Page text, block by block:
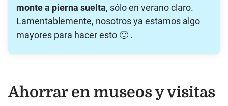
monte a pierna suelta, sólo en verano claro.
Lamentablemente, nosotros ya estamos algo
mayores para hacer esto 🙁 .
Ahorrar en museos y visitas